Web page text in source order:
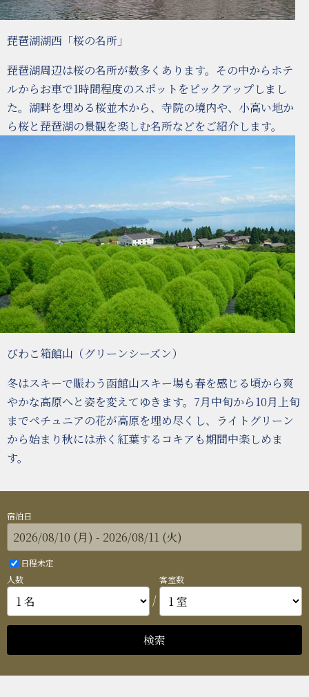
琵琶湖湖西「桜の名所」
琵琶湖周辺は桜の名所が数多くあります。その中からホテ
ルからお車で1時間程度のスポットをピックアップしまし
た。湖畔を埋める桜並木から、寺院の境内や、小高い地か
ら桜と琵琶湖の景観を楽しむ名所などをご紹介します。
びわこ箱館山（グリーンシーズン）
冬はスキーで賑わう函館山スキー場も春を感じる頃から爽
やかな高原へと姿を変えてゆきます。7月中旬から10月上旬
までペチュニアの花が高原を埋め尽くし、ライトグリーン
から始まり秋には赤く紅葉するコキアも期間中楽しめま
す。
宿泊日
日程未定
人数
/
客室数
検索